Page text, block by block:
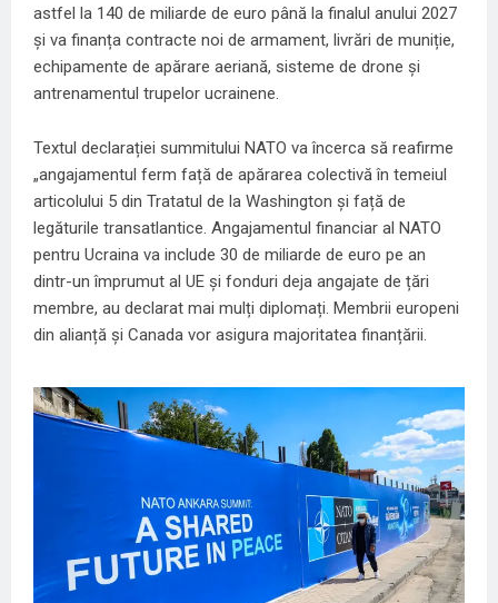
astfel la 140 de miliarde de euro până la finalul anului 2027
și va finanța contracte noi de armament, livrări de muniție,
echipamente de apărare aeriană, sisteme de drone și
antrenamentul trupelor ucrainene.
Textul declarației summitului NATO va încerca să reafirme
„angajamentul ferm față de apărarea colectivă în temeiul
articolului 5 din Tratatul de la Washington și față de
legăturile transatlantice. Angajamentul financiar al NATO
pentru Ucraina va include 30 de miliarde de euro pe an
dintr-un împrumut al UE și fonduri deja angajate de țări
membre, au declarat mai mulți diplomați. Membrii europeni
din alianță și Canada vor asigura majoritatea finanțării.